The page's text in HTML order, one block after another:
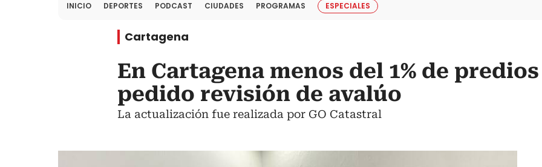
INICIO DEPORTES PODCAST CIUDADES PROGRAMAS ESPECIALES
Cartagena
En Cartagena menos del 1% de
pedido revisión de avalúo
La actualización fue realizada por GO Catastral